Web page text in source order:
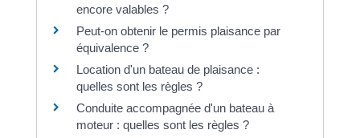
encore valables ?
Peut-on obtenir le permis plaisance par
équivalence ?
Location d'un bateau de plaisance :
quelles sont les règles ?
Conduite accompagnée d'un bateau à
moteur : quelles sont les règles ?